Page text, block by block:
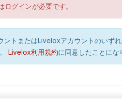
ログインが必要です。
ントまたはLiveloxアカウントのいず
Livelox利用規約に同意したことにな